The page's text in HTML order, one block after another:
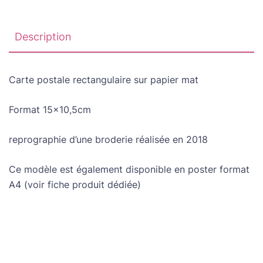
Description
Carte postale rectangulaire sur papier mat
Format 15×10,5cm
reprographie d’une broderie réalisée en 2018
Ce modèle est également disponible en poster format
A4 (voir fiche produit dédiée)